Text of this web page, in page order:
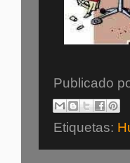
Publicado
Etiquetas: